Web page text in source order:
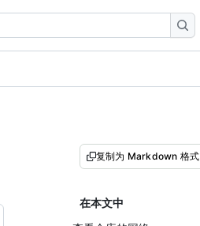
复制为 Markdown 格式
在本文中